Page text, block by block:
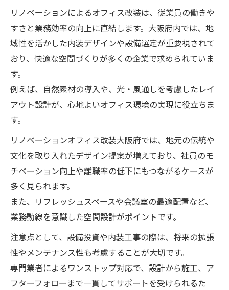
リノベーションが促進する業務効率向上の
秘訣
オフィスリノベーションで業務フローを最
内装工事 大阪 格安で叶える生産性アップ術
社員が働きやすいオフィスリノベーション
リノベーションで実現する快適な作業スペ
ース
リノベーションなら快適な働き方への第一歩
リノベーションで叶う柔軟な働き方改革の
実現
オフィスリノベーションがもたらす快適な
職場環境
オフィス内装 大阪の最新リノベーショント
レンド
社員満足度を高めるリノベーションのポイ
リノベーションによるオフィス改装は、従業員の働きや
すさと業務効率の向上に直結します。大阪府内では、地
域性を活かした内装デザインや設備選定が重要視されて
おり、快適な空間づくりが多くの企業で求められていま
す。
例えば、自然素材の導入や、光・風通しを考慮したレイ
アウト設計が、心地よいオフィス環境の実現に役立ちま
す。
リノベーションオフィス改装大阪府では、地元の伝統や
文化を取り入れたデザイン提案が増えており、社員のモ
チベーション向上や離職率の低下にもつながるケースが
多く見られます。
また、リフレッシュスペースや会議室の最適配置など、
業務動線を意識した空間設計がポイントです。
注意点として、設備投資や内装工事の際は、将来の拡張
性やメンテナンス性も考慮することが大切です。
専門業者によるワンストップ対応で、設計から施工、ア
フターフォローまで一貫してサポートを受けられるた